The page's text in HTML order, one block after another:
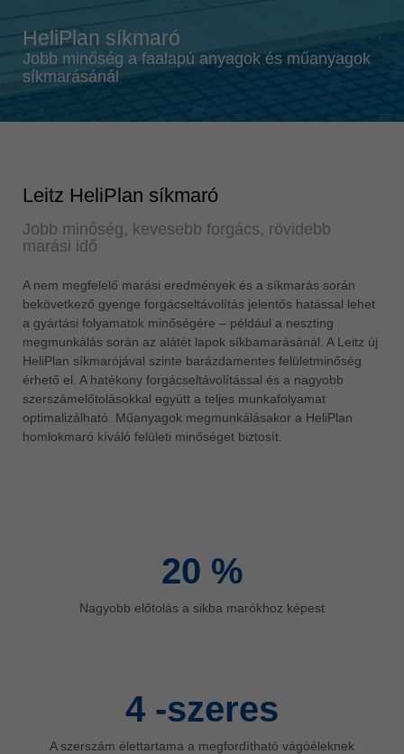
Slovenija
slovenski
türkçe
english
Việt Nam
tiếng việt
中国
中文
ประเทศไทย
HeliPlan síkmaró
Jobb minőség a faalapú anyagok és műanyagok
síkmarásánál
Leitz HeliPlan síkmaró
Jobb minőség, kevesebb forgács, rövidebb
marási idő
A nem megfelelő marási eredmények és a síkmarás során
bekövetkező gyenge forgácseltávolítás jelentős hatással lehet
a gyártási folyamatok minőségére – például a neszting
megmunkálás során az alátét lapok síkbamarásánál. A Leitz új
HeliPlan síkmarójával szinte barázdamentes felületminőség
érhető el. A hatékony forgácseltávolítással és a nagyobb
szerszámelőtolásokkal együtt a teljes munkafolyamat
optimalizálható. Műanyagok megmunkálásakor a HeliPlan
homlokmaró kíváló felületi minőséget biztosít.
20 %
Nagyobb előtolás a sikba marókhoz képest
4 -szeres
A szerszám élettartama a megfordítható vágóéleknek